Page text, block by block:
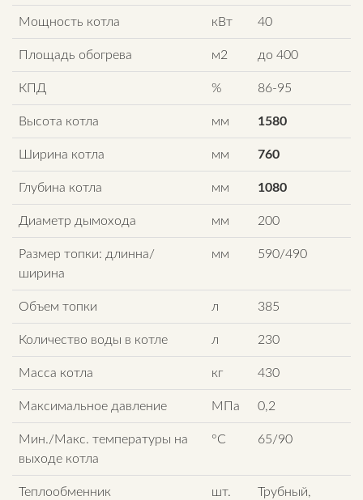
Мощность котла кВт 40
Площадь обогрева м2 до 400
КПД % 86-95
Высота котла мм 1580
Ширина котла мм 760
Глубина котла мм 1080
Диаметр дымохода мм 200
Размер топки: длинна/
ширина
мм 590/490
Объем топки л 385
Количество воды в котле л 230
Масса котла кг 430
Максимальное давление МПа 0,2
Мин./Макс. температуры на
выходе котла
°С 65/90
Теплообменник шт.
Трубный,